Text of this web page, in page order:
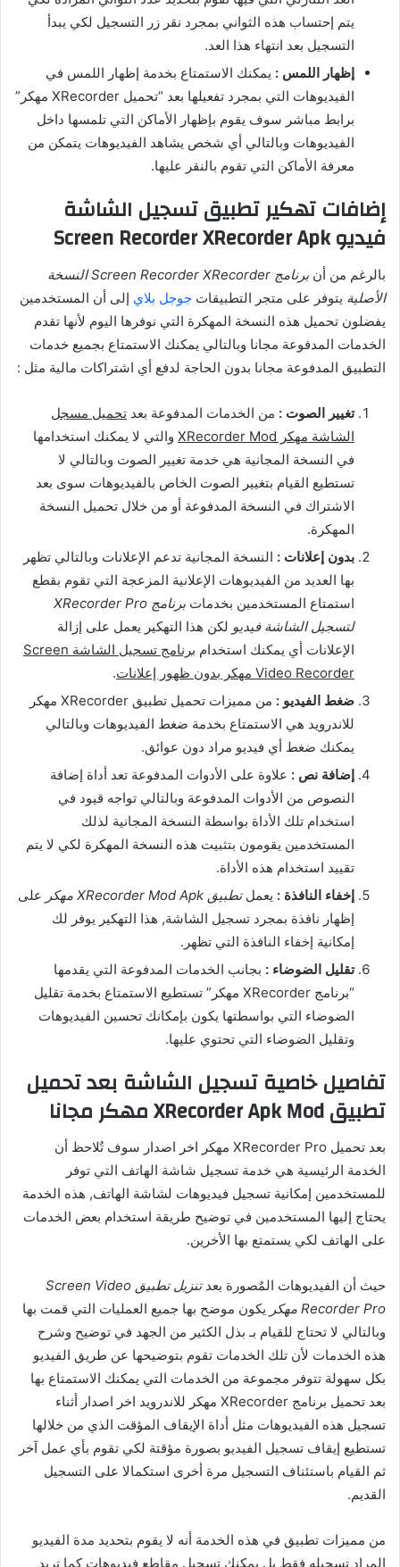
يتم إحتساب هذه الثواني بمجرد نقر زر التسجيل لكي يبدأ
التسجيل بعد انتهاء هذا العد.
إظهار اللمس : يمكنك الاستمتاع بخدمة إظهار اللمس في
الفيديوهات التي بمجرد تفعيلها بعد “تحميل XRecorder مهكر”
برابط مباشر سوف يقوم بإظهار الأماكن التي تلمسها داخل
الفيديوهات وبالتالي أي شخص يشاهد الفيديوهات يتمكن من
معرفة الأماكن التي تقوم بالنقر عليها.
إضافات تهكير تطبيق تسجيل الشاشة
فيديو Screen Recorder XRecorder Apk
بالرغم من أن
برنامج Screen Recorder XRecorder النسخة
الأصلية يتوفر على متجر التطبيقات جوجل بلاي إلى أن المستخدمين
يفضلون تحميل هذه النسخة المهكرة التي نوفرها اليوم لأنها تقدم
الخدمات المدفوعة مجانا وبالتالي يمكنك الاستمتاع بجميع خدمات
التطبيق المدفوعة مجانا بدون الحاجة لدفع أي اشتراكات مالية مثل :
تغيير الصوت : من الخدمات المدفوعة بعد تحميل مسجل
الشاشة مهكر XRecorder Mod
والتي لا يمكنك استخدامها
في النسخة المجانية هي خدمة تغيير الصوت وبالتالي لا
تستطيع القيام بتغيير الصوت الخاص بالفيديوهات سوى بعد
الاشتراك في النسخة المدفوعة أو من خلال تحميل النسخة
المهكرة.
بدون إعلانات : النسخة المجانية تدعم الإعلانات وبالتالي تظهر
بها العديد من الفيديوهات الإعلانية المزعجة التي تقوم بقطع
استمتاع المستخدمين بخدمات
برنامج XRecorder Pro
لتسجيل الشاشة فيديو لكن هذا التهكير يعمل على إزالة
الإعلانات أي يمكنك استخدام
برنامج تسجيل الشاشة Screen
Video Recorder مهكر بدون ظهور إعلانات
.
ضغط الفيديو :
من مميزات تحميل تطبيق XRecorder مهكر
للاندرويد هي الاستمتاع بخدمة ضغط الفيديوهات وبالتالي
يمكنك ضغط أي فيديو مراد دون عوائق.
إضافة نص : علاوة على الأدوات المدفوعة تعد أداة إضافة
النصوص من الأدوات المدفوعة وبالتالي تواجه قيود في
استخدام تلك الأداة بواسطة النسخة المجانية لذلك
المستخدمين يقومون بتثبيت هذه النسخة المهكرة لكي لا يتم
تقييد استخدام هذه الأداة.
إخفاء النافذة : يعملتطبيق XRecorder Mod Apk مهكر
على
إظهار نافذة بمجرد تسجيل الشاشة, هذا التهكير يوفر لك
إمكانية إخفاء النافذة التي تظهر.
تقليل الضوضاء : بجانب الخدمات المدفوعة التي يقدمها
“برنامج XRecorder مهكر” تستطيع الاستمتاع بخدمة تقليل
الضوضاء التي بواسطتها يكون بإمكانك تحسين الفيديوهات
وتقليل الضوضاء التي تحتوي عليها.
تفاصيل خاصية تسجيل الشاشة بعد تحميل
تطبيق XRecorder Apk Mod مهكر مجانا
بعد تحميل XRecorder Pro مهكر اخر اصدار سوف تٌلاحظ أن
الخدمة الرئيسية هي خدمة تسجيل شاشة الهاتف التي توفر
للمستخدمين إمكانية تسجيل فيديوهات لشاشة الهاتف, هذه الخدمة
يحتاج إليها المستخدمين في توضيح طريقة استخدام بعض الخدمات
على الهاتف لكي يستمتع بها الأخرين.
حيث أن الفيديوهات المٌصورة بعد
تنزيل تطبيق Screen Video
Recorder Pro مهكر
يكون موضح بها جميع العمليات التي قمت بها
وبالتالي لا تحتاج للقيام بـ بذل الكثير من الجهد في توضيح وشرح
هذه الخدمات لأن تلك الخدمات تقوم بتوضيحها عن طريق الفيديو
بكل سهولة تتوفر مجموعة من الخدمات التي يمكنك الاستمتاع بها
بعد تحميل برنامج XRecorder مهكر للاندرويد اخر اصدار أثناء
تسجيل هذه الفيديوهات مثل أداة الإيقاف المؤقت الذي من خلالها
تستطيع إيقاف تسجيل الفيديو بصورة مؤقتة لكي تقوم بأي عمل آخر
ثم القيام باستئناف التسجيل مرة أخرى استكمالا على التسجيل
القديم.
من مميزات تطبيق في هذه الخدمة أنه لا يقوم بتحديد مدة الفيديو
المراد تسجيله فقط بل يمكنك تسجيل مقاطع فيديوهات كما تريد